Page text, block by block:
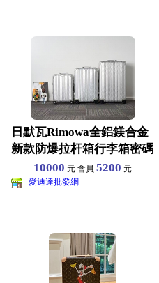
日默瓦Rimowa全鋁鎂合金
新款防爆拉杆箱行李箱密碼
鎖萬向輪登機箱20
10000 元 會員5200 元
愛迪達批發網